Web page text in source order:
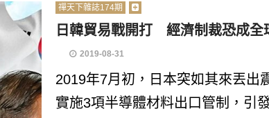
禪天下雜誌174期
日韓貿易戰開打 經濟制裁恐成全
2019-08-31
2019年7月初，日本突如其來丟出
實施3項半導體材料出口管制，引